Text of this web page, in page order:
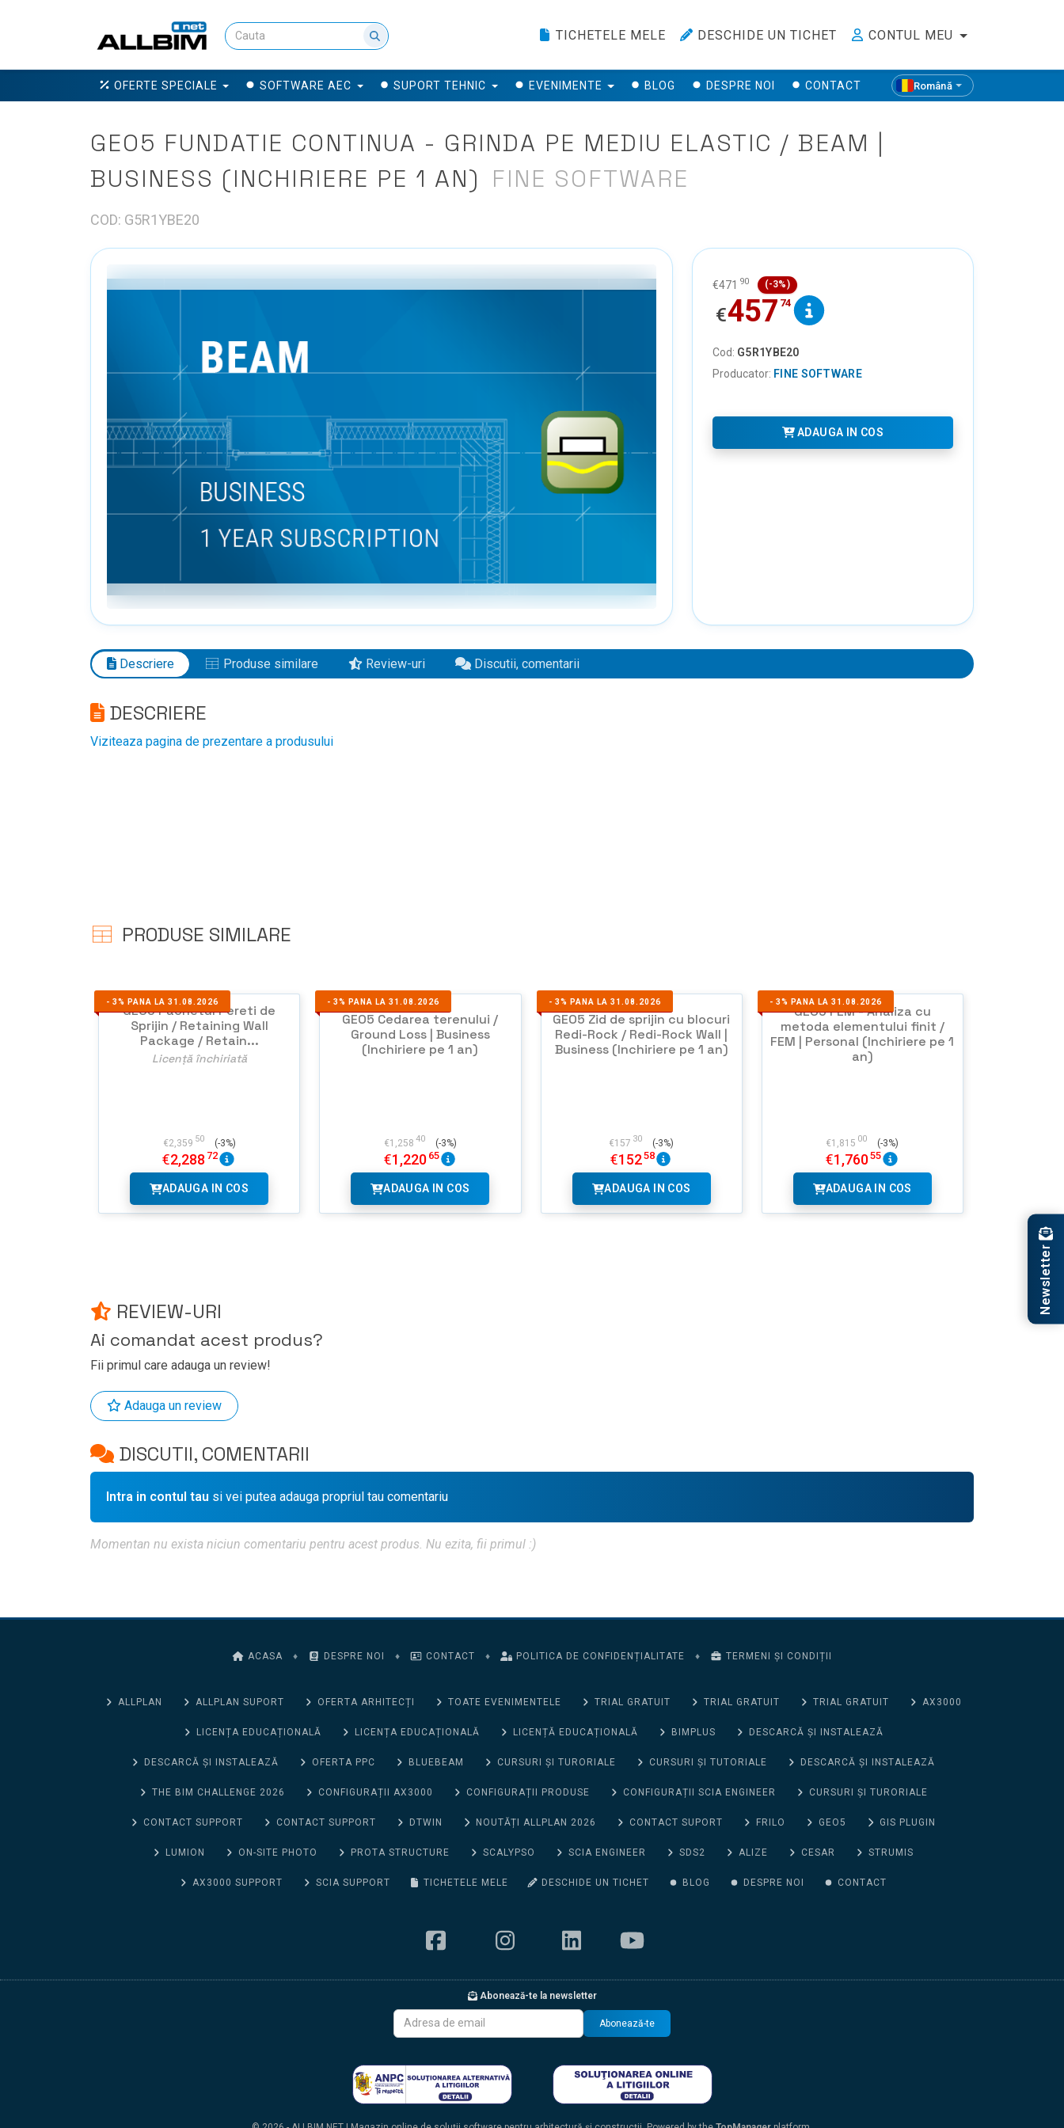
TICHETELE MELE DESCHIDE UN TICHET CONTUL MEU
OFERTE SPECIALE SOFTWARE AEC SUPORT TEHNIC EVENIMENTE BLOG DESPRE NOI CONTACT Română
GEO5 FUNDATIE CONTINUA - GRINDA PE MEDIU ELASTIC / BEAM |
BUSINESS (INCHIRIERE PE 1 AN) FINE SOFTWARE
COD: G5R1YBE20
€471 90 (-3%)
€457 74
Cod: G5R1YBE20
Producator: FINE SOFTWARE
ADAUGA IN COS
Descriere Produse similare Review-uri Discutii, comentarii
DESCRIERE
Viziteaza pagina de prezentare a produsului
PRODUSE SIMILARE
- 3% PANA LA 31.08.2026
GEO5 Pachetul Pereti de
Sprijin / Retaining Wall
Package / Retain...
Licență închiriată
€2,359 50 (-3%)
€2,288 72
ADAUGA IN COS
- 3% PANA LA 31.08.2026
GEO5 Cedarea terenului /
Ground Loss | Business
(Inchiriere pe 1 an)
€1,258 40 (-3%)
€1,220 65
ADAUGA IN COS
- 3% PANA LA 31.08.2026
GEO5 Zid de sprijin cu blocuri
Redi-Rock / Redi-Rock Wall |
Business (Inchiriere pe 1 an)
€157 30 (-3%)
€15258
ADAUGA IN COS
- 3% PANA LA 31.08.2026
GEO5 FEM - Analiza cu
metoda elementului finit /
FEM | Personal (Inchiriere pe 1
an)
€1,815 00 (-3%)
€1,76055
ADAUGA IN COS
REVIEW-URI
Ai comandat acest produs?
Fii primul care adauga un review!
Adauga un review
DISCUTII, COMENTARII
Intra in contul tau si vei putea adauga propriul tau comentariu
Momentan nu exista niciun comentariu pentru acest produs. Nu ezita, fii primul :)
ACASA ♦ DESPRE NOI ♦ CONTACT ♦ POLITICA DE CONFIDENȚIALITATE ♦ TERMENI ȘI CONDIȚII
ALLPLAN ALLPLAN SUPORT OFERTA ARHITECȚI TOATE EVENIMENTELE TRIAL GRATUIT TRIAL GRATUIT TRIAL GRATUIT AX3000
LICENȚA EDUCAȚIONALĂ LICENȚA EDUCAȚIONALĂ LICENȚĂ EDUCAȚIONALĂ BIMPLUS DESCARCĂ ȘI INSTALEAZĂ
DESCARCĂ ȘI INSTALEAZĂ OFERTA PPC BLUEBEAM CURSURI ȘI TURORIALE CURSURI ȘI TUTORIALE DESCARCĂ ȘI INSTALEAZĂ
THE BIM CHALLENGE 2026 CONFIGURAȚII AX3000 CONFIGURAȚII PRODUSE CONFIGURAȚII SCIA ENGINEER CURSURI ȘI TURORIALE
CONTACT SUPPORT CONTACT SUPPORT DTWIN NOUTĂȚI ALLPLAN 2026 CONTACT SUPORT FRILO GEO5 GIS PLUGIN
LUMION ON-SITE PHOTO PROTA STRUCTURE SCALYPSO SCIA ENGINEER SDS2 ALIZE CESAR STRUMIS
AX3000 SUPPORT SCIA SUPPORT TICHETELE MELE DESCHIDE UN TICHET BLOG DESPRE NOI CONTACT
Abonează-te la newsletter
Abonează-te
Newsletter